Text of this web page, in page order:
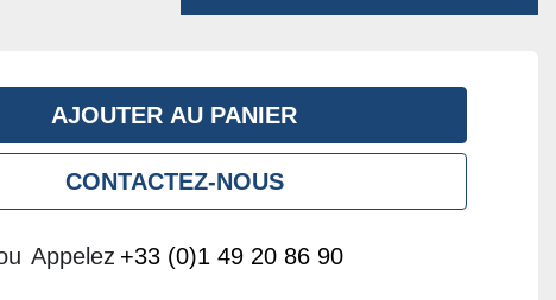
AJOUTER AU PANIER
CONTACTEZ-NOUS
Appelez +33 (0)1 49 20 86 90